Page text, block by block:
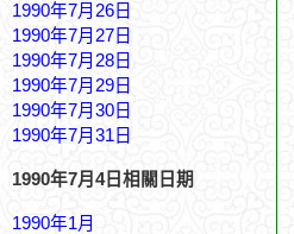
1990年7月26日
1990年7月27日
1990年7月28日
1990年7月29日
1990年7月30日
1990年7月31日
1990年7月4日相關日期
1990年1月